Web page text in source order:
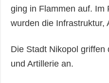
ging in Flammen auf. Im
wurden die Infrastruktur,
Die Stadt Nikopol griffen
und Artillerie an.